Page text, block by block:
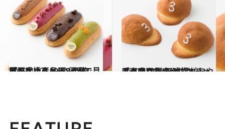
2019.4.17
「日本橋髙島屋S.C.本館」手土産10選 優雅で見目麗しいスイーツが充実！
グルメ 2019.4.20
「東武百貨店 池袋本店」手土産10選 野球帽パンやフクロウおやつにキュン
グルメ